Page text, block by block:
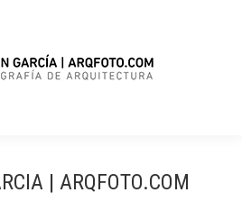
| ARQFOTO.COM